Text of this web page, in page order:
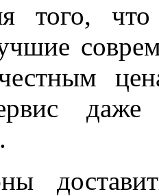
того,
даже